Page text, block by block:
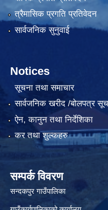
त्रैमासिक प्रगति प्रतिवेदन
सार्वजनिक सुनुवाई
Notices
सूचना तथा समाचार
सार्वजनिक खरीद /बोलपत्र
ऐन, कानुन तथा निर्देशिका
कर तथा शुल्कहरु
सम्पर्क विवरण
सन्दकपुर गाउँपालिका